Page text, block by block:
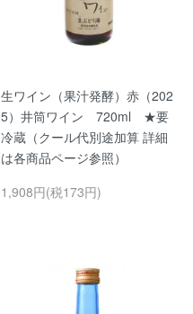
生ワイン（果汁発酵）赤（202
5）井筒ワイン 720ml ★要
冷蔵（クール代別途加算 詳細
は各商品ページ参照）
1,908円(税173円)